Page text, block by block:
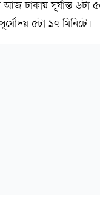
আজ ঢাকায় সূর্যাস্ত ৬টা
৫টা ১৭ মিনিটে।